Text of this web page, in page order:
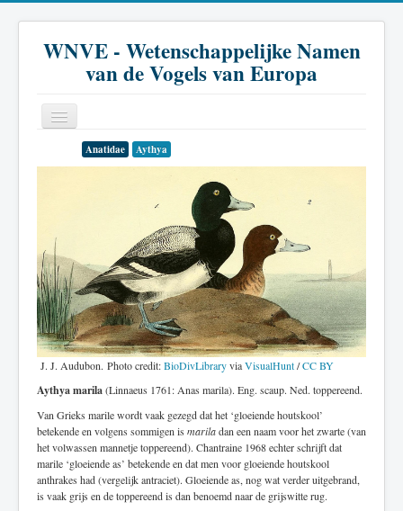
WNVE - Wetenschappelijke Namen
van de Vogels van Europa
Genus
Familie
Historie
Literatuur
Anatidae Aythya
J. J. Audubon. Photo credit:BioDivLibraryviaVisualHunt/CC BY
Aythya marila(Linnaeus 1761: Anas marila). Eng. scaup. Ned. toppereend.
Van Grieks marile wordt vaak gezegd dat het ‘gloeiende houtskool’
betekende en volgens sommigen is mariladan een naam voor het zwarte (van
het volwassen mannetje toppereend). Chantraine 1968 echter schrijft dat
marile ‘gloeiende as’ betekende en dat men voor gloeiende houtskool
anthrakes had (vergelijk antraciet). Gloeiende as, nog wat verder uitgebrand,
is vaak grijs en de toppereend is dan benoemd naar de grijswitte rug.